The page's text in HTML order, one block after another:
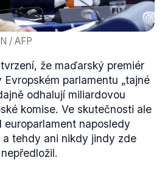
/ AFP
že maďarský premiér
parlamentu „tajné
odhalují miliardovou
komise. Ve skutečnosti ale
naposledy
tehdy ani nikdy jindy zde